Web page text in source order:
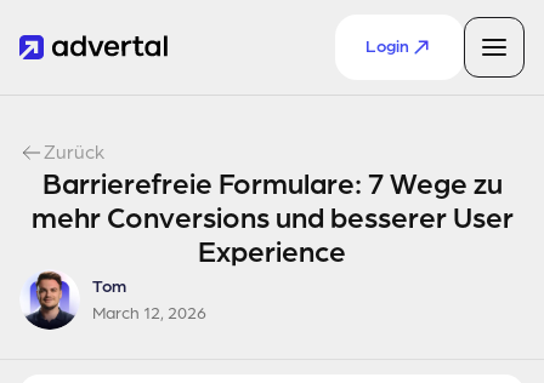
Login
Zurück
Barrierefreie Formulare: 7 Wege zu
mehr Conversions und besserer User
Experience
Tom
March 12, 2026